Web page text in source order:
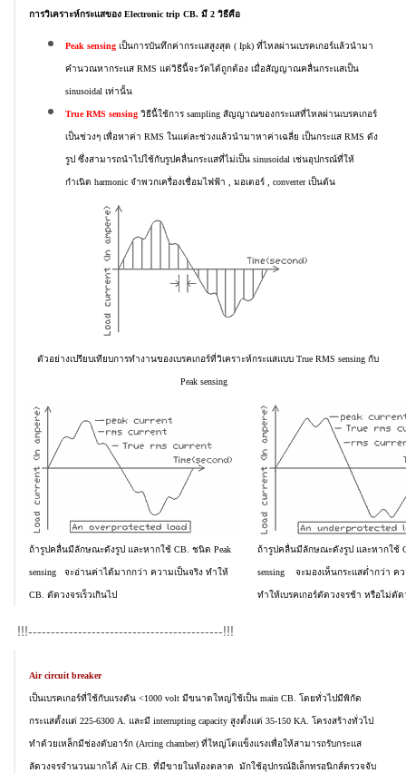
การวิเคราะห์กระแสของ Electronic trip CB. มี 2 วิธีคือ
Peak sensing เป็นการบันทึกค่ากระแสสูงสุด ( Ipk) ที่ไหลผ่านเบรคเกอร์แล้วนำมา
คำนวณหากระแส RMS แต่วิธีนี้จะวัดได้ถูกต้อง เมื่อสัญญาณคลื่นกระแสเป็น
sinusoidal เท่านั้น
True RMS sensing วิธีนี้ใช้การ sampling สัญญาณของกระแสที่ไหลผ่านเบรคเกอร์
เป็นช่วงๆ เพื่อหาค่า RMS ในแต่ละช่วงแล้วนำมาหาค่าเฉลี่ย เป็นกระแส RMS ดัง
รูป ซึ่งสามารถนำไปใช้กับรูปคลื่นกระแสที่ไม่เป็น sinusoidal เช่นอุปกรณ์ที่ให้
กำเนิด harmonic จำพวกเครื่องเชื่อมไฟฟ้า , มอเตอร์ , converter เป็นต้น
ตัวอย่างเปรียบเทียบการทำงานของเบรคเกอร์ที่วิเคราะห์กระแสแบบ True RMS sensing กับ
Peak sensing
ถ้ารูปคลื่นมีลักษณะดังรูป และหากใช้ CB. ชนิด Peak
sensing จะอ่านค่าได้มากกว่า ความเป็นจริง ทำให้
CB. ตัดวงจรเร็วเกินไป
ถ้ารูปคลื่นมีลักษณะดังรูป และหากใช้
sensing จะมองเห็นกระแสต่ำกว่า คว
ทำให้เบรคเกอร์ตัดวงจรช้า หรือไม่ตัด
!!!-------------------------------------------!!!
Air circuit breaker
เป็นเบรคเกอร์ที่ใช้กับแรงดัน <1000 volt มีขนาดใหญ่ใช้เป็น main CB. โดยทั่วไปมีพิกัด
กระแสตั้งแต่ 225-6300 A. และมี interrupting capacity สูงตั้งแต่ 35-150 KA. โครงสร้างทั่วไป
ทำด้วยเหล็กมีช่องดับอาร์ก (Arcing chamber) ที่ใหญ่โตแข็งแรงเพื่อให้สามารถรับกระแส
ลัดวงจรจำนวนมากได้ Air CB. ที่มีขายในท้องตลาด มักใช้อุปกรณ์อิเล็กทรอนิกส์ตรวจจับ